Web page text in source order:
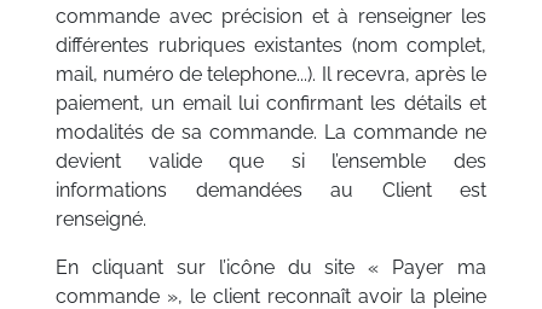
commande avec précision et à renseigner les
différentes rubriques existantes (nom complet,
mail, numéro de telephone...). Il recevra, après le
paiement, un email lui confirmant les détails et
modalités de sa commande. La commande ne
devient valide que si l’ensemble des
informations demandées au Client est
renseigné.
En cliquant sur l’icône du site « Payer ma
commande », le client reconnaît avoir la pleine